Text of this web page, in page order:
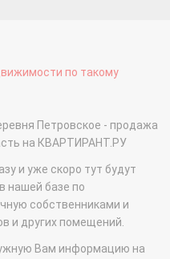
по такому
Петровское - продажа
на КВАРТИРАНТ.РУ
и уже скоро тут будут
нашей базе по
собственниками и
и других помещений.
Вам информацию на